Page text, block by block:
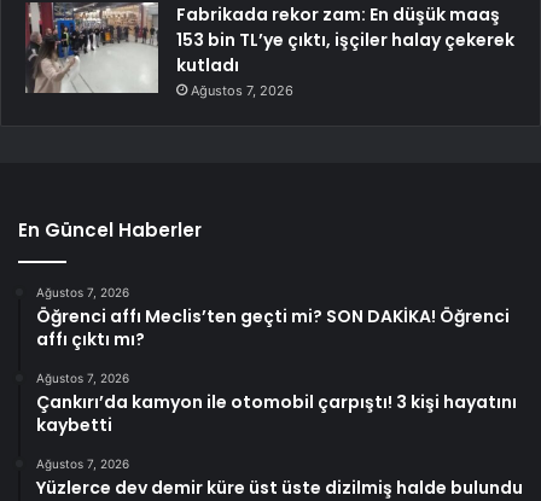
Fabrikada rekor zam: En düşük maaş
153 bin TL’ye çıktı, işçiler halay çekerek
kutladı
Ağustos 7, 2026
En Güncel Haberler
Ağustos 7, 2026
Öğrenci affı Meclis’ten geçti mi? SON DAKİKA! Öğrenci
affı çıktı mı?
Ağustos 7, 2026
Çankırı’da kamyon ile otomobil çarpıştı! 3 kişi hayatını
kaybetti
Ağustos 7, 2026
Yüzlerce dev demir küre üst üste dizilmiş halde bulundu